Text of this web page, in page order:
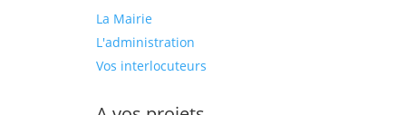
La Mairie
L'administration
Vos interlocuteurs